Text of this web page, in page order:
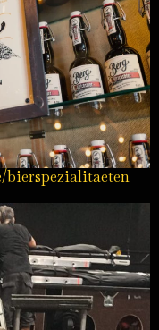
bierspezialitaeten